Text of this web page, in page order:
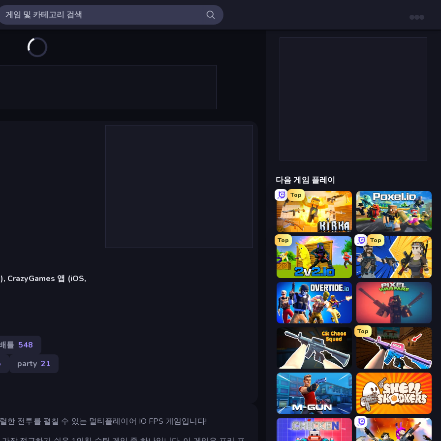
CrazyGames 앱 (iOS,
틀 548
party 21
한 전투를 펼칠 수 있는 멀티플레이어 IO FPS 게임입니다!
다음 게임 플레이
Top
Kirka.io Poxel.io
Top
2v2.io
Top
BuildNow GG
Overtide.io Pixel Warfare
CS: Chaos Squad
Top
KS Z
Muscle Gun.IO Shell Shockers